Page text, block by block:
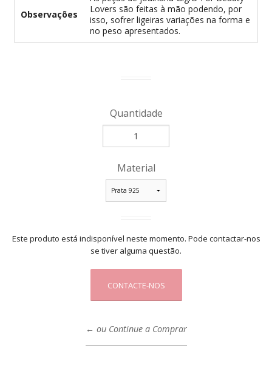
Observações
Lovers são feitas à mão podendo, por
isso, sofrer ligeiras variações na forma e
no peso apresentados.
Quantidade
Material
Este produto está indisponível neste momento. Pode contactar-nos
se tiver alguma questão.
CONTACTE-NOS
← ou Continue a Comprar